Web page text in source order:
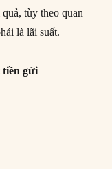
tùy theo quan
là lãi suất.
tiền gửi